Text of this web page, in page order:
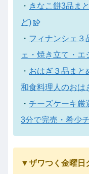
・ きなこ餅3品ま
ど)
・ フィナンシェ３
ェ・焼き立て・エ
・ おはぎ３品まと
和食料理人のおは
・ チーズケーキ厳
3分で完売・希少
▼ザワつく金曜日